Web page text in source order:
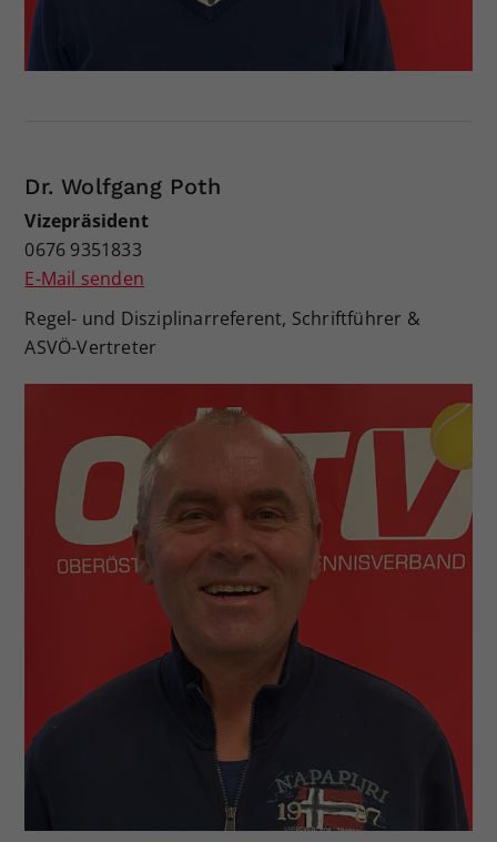
Dr. Wolfgang Poth
Vizepräsident
0676 9351833
E-Mail senden
Regel- und Disziplinarreferent, Schriftführer &
ASVÖ-Vertreter